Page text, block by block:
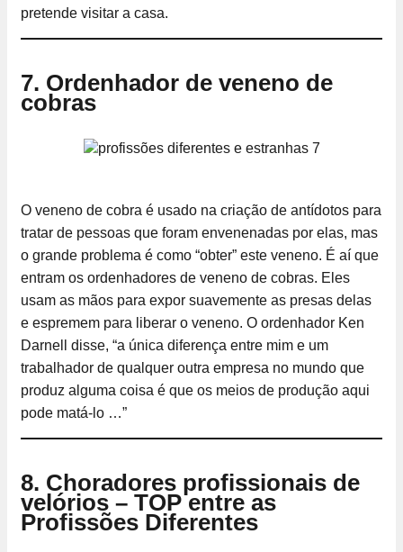
pretende visitar a casa.
7. Ordenhador de veneno de
cobras
O veneno de cobra é usado na criação de antídotos para
tratar de pessoas que foram envenenadas por elas, mas
o grande problema é como “obter” este veneno. É aí que
entram os ordenhadores de veneno de cobras. Eles
usam as mãos para expor suavemente as presas delas
e espremem para liberar o veneno. O ordenhador Ken
Darnell disse, “a única diferença entre mim e um
trabalhador de qualquer outra empresa no mundo que
produz alguma coisa é que os meios de produção aqui
pode matá-lo …”
8. Choradores profissionais de
velórios – TOP entre as
Profissões Diferentes